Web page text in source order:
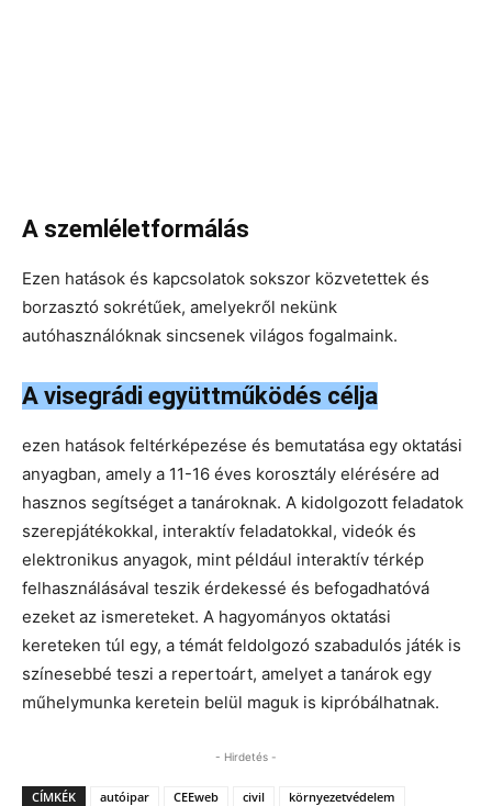
A szemléletformálás
Ezen hatások és kapcsolatok sokszor közvetettek és
borzasztó sokrétűek, amelyekről nekünk
autóhasználóknak sincsenek világos fogalmaink.
A visegrádi együttműködés célja
ezen hatások feltérképezése és bemutatása egy oktatási
anyagban, amely a 11-16 éves korosztály elérésére ad
hasznos segítséget a tanároknak. A kidolgozott feladatok
szerepjátékokkal, interaktív feladatokkal, videók és
elektronikus anyagok, mint például interaktív térkép
felhasználásával teszik érdekessé és befogadhatóvá
ezeket az ismereteket. A hagyományos oktatási
kereteken túl egy, a témát feldolgozó szabadulós játék is
színesebbé teszi a repertoárt, amelyet a tanárok egy
műhelymunka keretein belül maguk is kipróbálhatnak.
- Hirdetés -
CÍMKÉK autóipar CEEweb civil
környezetvédelem